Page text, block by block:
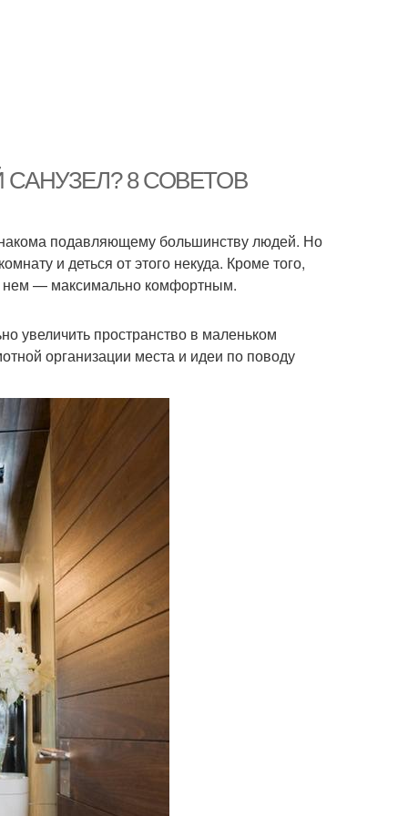
8 СОВЕТОВ
подавляющему большинству людей. Но
и деться от этого некуда. Кроме того,
нем — максимально комфортным.
увеличить пространство в маленьком
организации места и идеи по поводу